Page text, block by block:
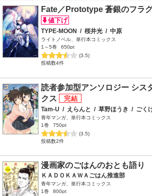
Fate／Prototype 蒼銀のフラ
TYPE-MOON / 桜井光 / 中原
ライトノベル、単行本コミックス
1～5巻
650pt
(3.5)
投稿数4件
読者参加型アンソロジー シス
クス
Tam-U / えらんと / 草野ほうき / ごく
青年マンガ、単行本コミックス
1巻
750pt
(3.5)
投稿数2件
漫画家のごはんのおとも語り
ＫＡＤＯＫＡＷＡごはん推進部
青年マンガ、単行本コミックス
1巻
800pt